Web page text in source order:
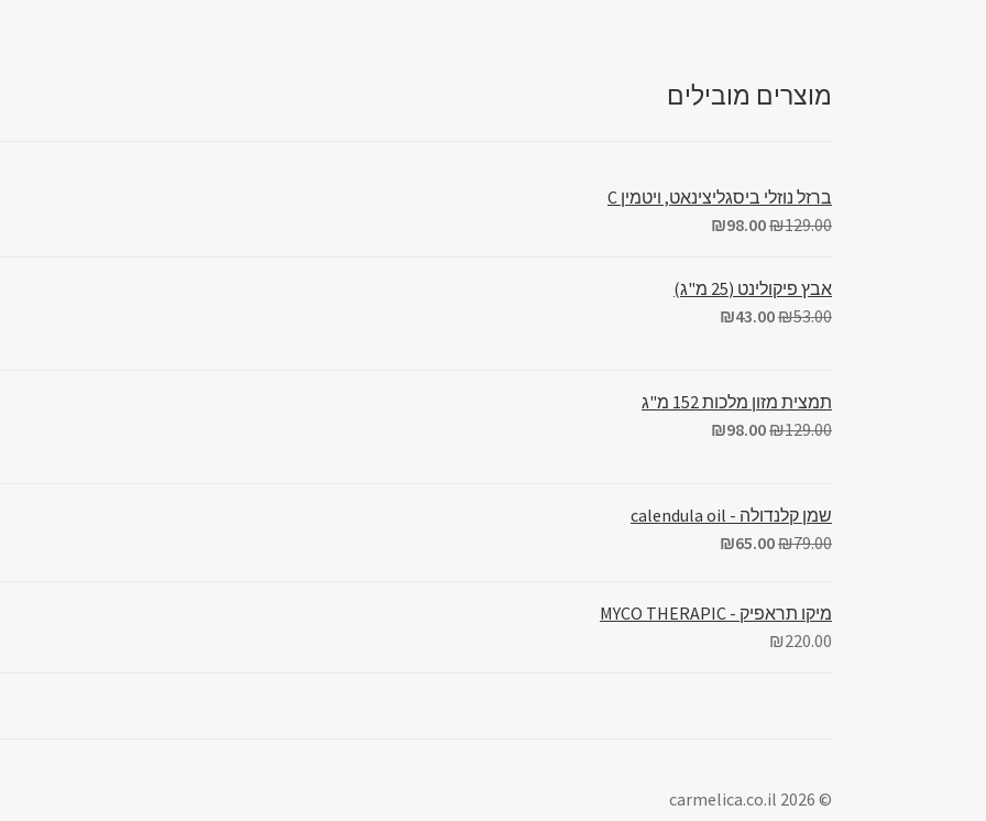
מוצרים מובילים
ברזל נוזלי ביסגליצינאט, ויטמין C
₪129.00
₪98.00
אבץ פיקולינט (25 מ"ג)
₪53.00
₪43.00
תמצית מזון מלכות 152 מ"ג
₪129.00
₪98.00
שמן קלנדולה - calendula oil
₪79.00
₪65.00
מיקו תראפיק - MYCO THERAPIC
₪220.00
© carmelica.co.il 2026